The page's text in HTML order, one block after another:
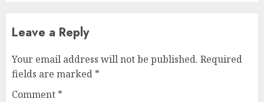
Leave a Reply
Your email address will not be published. Required
fields are marked *
Comment *